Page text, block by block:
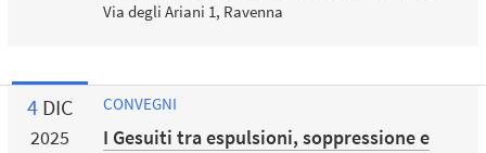
Via degli Ariani 1, Ravenna
4 DIC
2025
CONVEGNI
I Gesuiti tra espulsioni, soppressione e